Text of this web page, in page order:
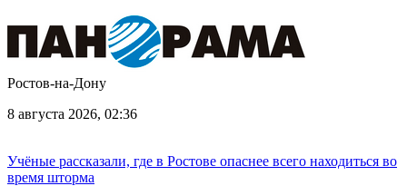
Ростов-на-Дону
8 августа 2026, 02:36
Учёные рассказали, где в Ростове опаснее всего находиться во
время шторма